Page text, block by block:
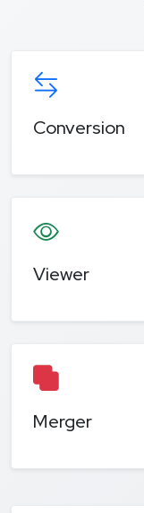
Conversion
Viewer
Merger